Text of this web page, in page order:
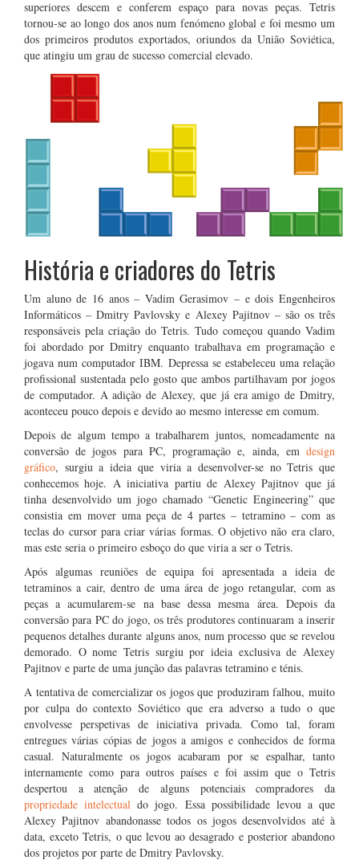
superiores descem e conferem espaço para novas peças. Tetris
tornou-se ao longo dos anos num fenómeno global e foi mesmo um
dos primeiros produtos exportados, oriundos da União Soviética,
que atingiu um grau de sucesso comercial elevado.
História e criadores do Tetris
Um aluno de 16 anos – Vadim Gerasimov – e dois Engenheiros
Informáticos – Dmitry Pavlovsky e Alexey Pajitnov – são os três
responsáveis pela criação do Tetris. Tudo começou quando Vadim
foi abordado por Dmitry enquanto trabalhava em programação e
jogava num computador IBM. Depressa se estabeleceu uma relação
profissional sustentada pelo gosto que ambos partilhavam por jogos
de computador. A adição de Alexey, que já era amigo de Dmitry,
aconteceu pouco depois e devido ao mesmo interesse em comum.
Depois de algum tempo a trabalharem juntos, nomeadamente na
conversão de jogos para PC, programação e, ainda, em design
gráfico, surgiu a ideia que viria a desenvolver-se no Tetris que
conhecemos hoje. A iniciativa partiu de Alexey Pajitnov que já
tinha desenvolvido um jogo chamado “Genetic Engineering” que
consistia em mover uma peça de 4 partes – tetramino – com as
teclas do cursor para criar várias formas. O objetivo não era claro,
mas este seria o primeiro esboço do que viria a ser o Tetris.
Após algumas reuniões de equipa foi apresentada a ideia de
tetraminos a cair, dentro de uma área de jogo retangular, com as
peças a acumularem-se na base dessa mesma área. Depois da
conversão para PC do jogo, os três produtores continuaram a inserir
pequenos detalhes durante alguns anos, num processo que se revelou
demorado. O nome Tetris surgiu por ideia exclusiva de Alexey
Pajitnov e parte de uma junção das palavras tetramino e ténis.
A tentativa de comercializar os jogos que produziram falhou, muito
por culpa do contexto Soviético que era adverso a tudo o que
envolvesse perspetivas de iniciativa privada. Como tal, foram
entregues várias cópias de jogos a amigos e conhecidos de forma
casual. Naturalmente os jogos acabaram por se espalhar, tanto
internamente como para outros países e foi assim que o Tetris
despertou a atenção de alguns potenciais compradores da
propriedade intelectual do jogo. Essa possibilidade levou a que
Alexey Pajitnov abandonasse todos os jogos desenvolvidos até à
data, exceto Tetris, o que levou ao desagrado e posterior abandono
dos projetos por parte de Dmitry Pavlovsky.